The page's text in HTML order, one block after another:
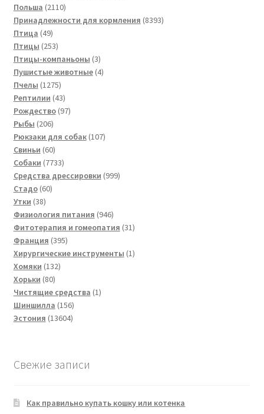
Польша 21102110
товаров
Принадлежности для кормления 83938393
Птица 4949
товаров
Птицы 253253
товара
Птицы-компаньоны 33
товара
Пушистые животные 44
Пчелы 12751275
товаров
Рептилии 4343
товара
Рождество 9797
Рыбы 206206
товаров
Рюкзаки для собак 107107
Свиньи 6060
товаров
Собаки 77337733
товара
Средства дрессировки 999999
Стадо 6060
Утки 3838
товаров
Физиология питания 946946
товаров
Фитотерапия и гомеопатия 3131
Франция 395395
товаров
Хирургические инструменты 11
Хомяки 132132
Хорьки 8080
товаров
Чистящие средства 11
Шиншилла 156156
товаров
Эстония 1360413604
Свежие записи
Как правильно купать кошку или котенка